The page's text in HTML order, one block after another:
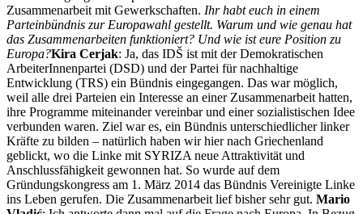
Zusammenarbeit mit Gewerkschaften. Ihr habt euch in einem
Parteinbündnis zur Europawahl gestellt. Warum und wie genau hat
das Zusammenarbeiten funktioniert? Und wie ist eure Position zu
Europa?Kira Cerjak: Ja, das IDŠ ist mit der Demokratischen
ArbeiterInnenpartei (DSD) und der Partei für nachhaltige
Entwicklung (TRS) ein Bündnis eingegangen. Das war möglich,
weil alle drei Parteien ein Interesse an einer Zusammenarbeit hatten,
ihre Programme miteinander vereinbar und einer sozialistischen Idee
verbunden waren. Ziel war es, ein Bündnis unterschiedlicher linker
Kräfte zu bilden – natürlich haben wir hier nach Griechenland
geblickt, wo die Linke mit SYRIZA neue Attraktivität und
Anschlussfähigkeit gewonnen hat. So wurde auf dem
Gründungskongress am 1. März 2014 das Bündnis Vereinigte Linke
ins Leben gerufen. Die Zusammenarbeit lief bisher sehr gut. Mario